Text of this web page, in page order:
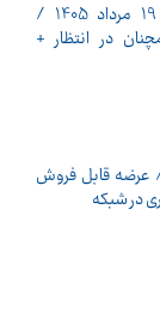
قیمت خودرو امروز 19 مرداد 1405 /
در انتظار +
عرضه قابل فروش
در شبکه